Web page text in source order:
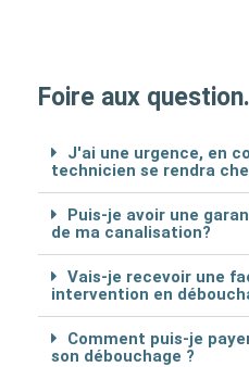
Foire aux question.
J'ai une urgence, en
technicien se rendra
Puis-je avoir une
de ma canalisation?
Vais-je recevoir une
intervention en
Comment puis-je
son débouchage ?